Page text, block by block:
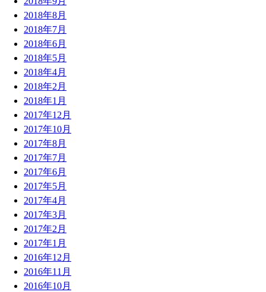
2018年8月
2018年7月
2018年6月
2018年5月
2018年4月
2018年2月
2018年1月
2017年12月
2017年10月
2017年8月
2017年7月
2017年6月
2017年5月
2017年4月
2017年3月
2017年2月
2017年1月
2016年12月
2016年11月
2016年10月